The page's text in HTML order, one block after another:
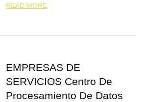
READ MORE
EMPRESAS DE
SERVICIOS Centro De
Procesamiento De Datos